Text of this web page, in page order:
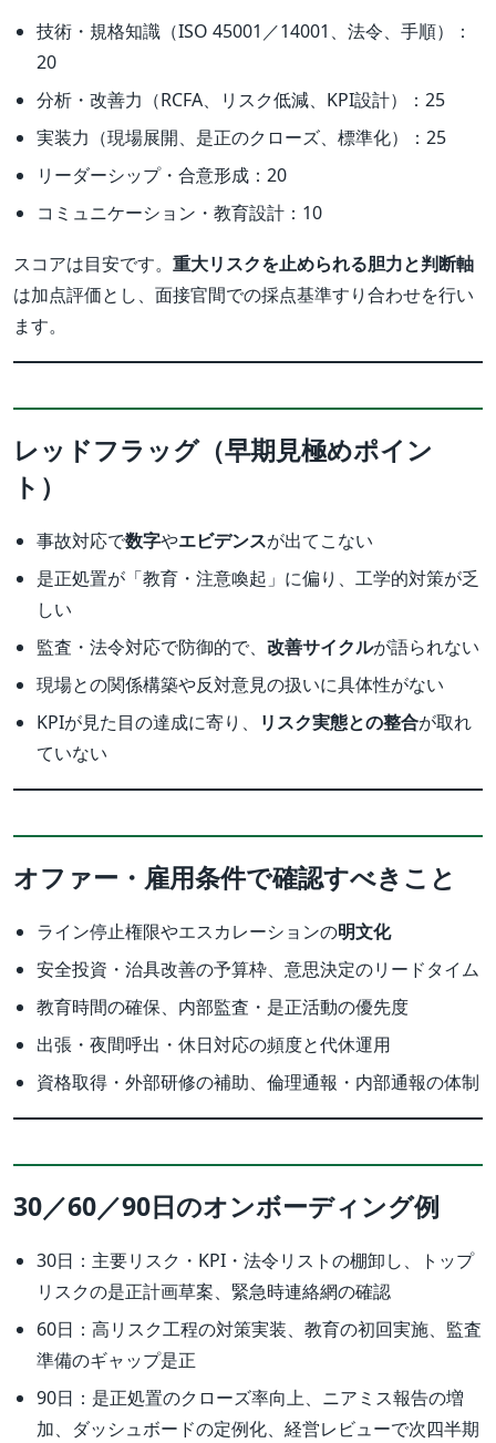
技術・規格知識（ISO 45001／14001、法令、手順）：
20
分析・改善力（RCFA、リスク低減、KPI設計）：25
実装力（現場展開、是正のクローズ、標準化）：25
リーダーシップ・合意形成：20
コミュニケーション・教育設計：10
スコアは目安です。 重大リスクを止められる胆力と判断軸
は加点評価とし、面接官間での採点基準すり合わせを行い
ます。
レッドフラッグ（早期見極めポイン
ト）
事故対応で数字やエビデンスが出てこない
是正処置が「教育・注意喚起」に偏り、工学的対策が乏
しい
監査・法令対応で防御的で、 改善サイクルが語られない
現場との関係構築や反対意見の扱いに具体性がない
KPIが見た目の達成に寄り、
リスク実態との整合が取れ
ていない
オファー・雇用条件で確認すべきこと
ライン停止権限やエスカレーションの明文化
安全投資・治具改善の予算枠、意思決定のリードタイム
教育時間の確保、内部監査・是正活動の優先度
出張・夜間呼出・休日対応の頻度と代休運用
資格取得・外部研修の補助、倫理通報・内部通報の体制
30／60／90日のオンボーディング例
30日：主要リスク・KPI・法令リストの棚卸し、トップ
リスクの是正計画草案、緊急時連絡網の確認
60日：高リスク工程の対策実装、教育の初回実施、監査
準備のギャップ是正
90日：是正処置のクローズ率向上、ニアミス報告の増
加、ダッシュボードの定例化、経営レビューで次四半期